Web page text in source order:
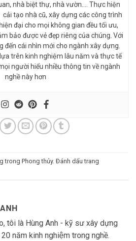
nhà biệt thự, nhà vườn…. Thực hiện
tạo nhà cũ, xây dựng các công trình
đại cho mọi không gian đều tối ưu,
bảo được vẻ đẹp riêng của chúng. Với
đến cái nhìn mới cho ngành xây dựng.
trên kinh nghiệm lâu năm và thực tế
người hiểu nhiều thông tin về ngành
nghề này hơn
trong Phong thủy. Đánh dấu trang
tôi là Hùng Anh - kỹ sư xây dựng
năm kinh nghiệm trong nghề.